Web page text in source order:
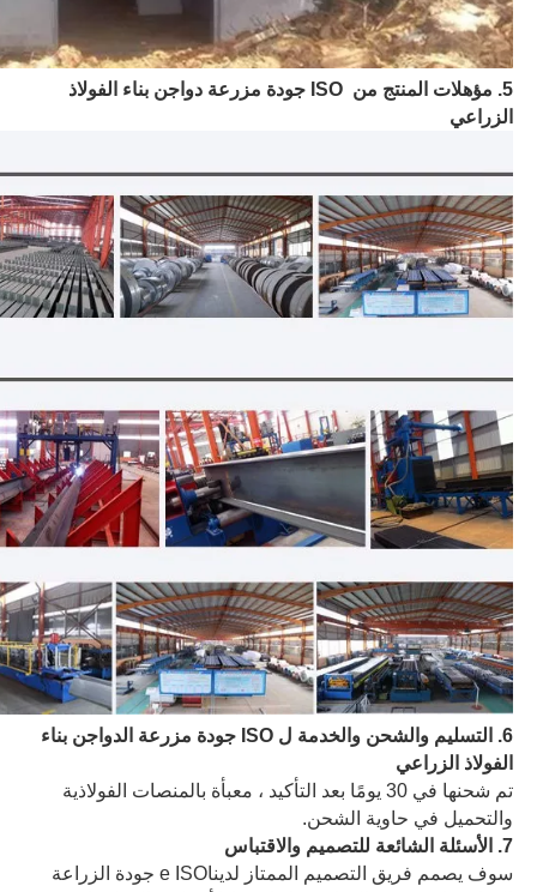
5. مؤهلات المنتج من ISO جودة مزرعة دواجن بناء الفولاذ
الزراعي
6. التسليم والشحن والخدمة ل ISO جودة مزرعة الدواجن بناء
الفولاذ الزراعي
تم شحنها في 30 يومًا بعد التأكيد ، معبأة بالمنصات الفولاذية
والتحميل في حاوية الشحن.
7. الأسئلة الشائعة للتصميم والاقتباس
سوف يصمم فريق التصميم الممتاز لدينا
e ISO جودة الزراعة